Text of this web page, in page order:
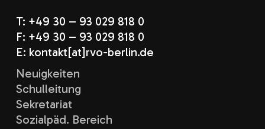
T: +49 30 – 93 029 818 0
F: +49 30 – 93 029 818 0
E: kontakt[at]rvo-berlin.de
Neuigkeiten
Schulleitung
Sekretariat
Sozialpäd. Bereich